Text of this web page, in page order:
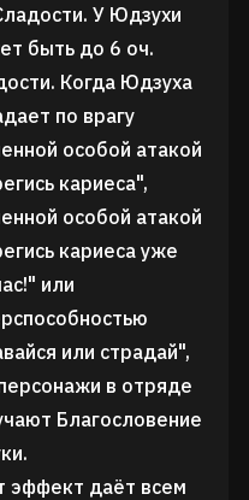
У Юдзухи
быть до 6 оч.
Когда Юдзуха
по врагу
особой атакой
кариеса",
особой атакой
кариеса уже
или
или страдай",
в отряде
Благословение
эффект даёт всем